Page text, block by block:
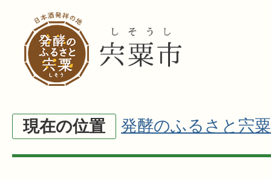
現在の位置 発酵のふるさと宍粟